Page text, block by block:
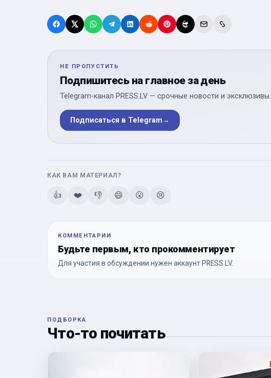
НЕ ПРОПУСТИТЬ
Подпишитесь на главное за день
Telegram-канал PRESS.LV — срочные новости и эксклюзивы.
Подписаться в Telegram→
КАК ВАМ МАТЕРИАЛ?
👍 ❤️ 👎 😄 😮 😢
КОММЕНТАРИИ
Будьте первым, кто прокомментирует
Для участия в обсуждении нужен аккаунт PRESS.LV.
ПОДБОРКА
Что-то почитать